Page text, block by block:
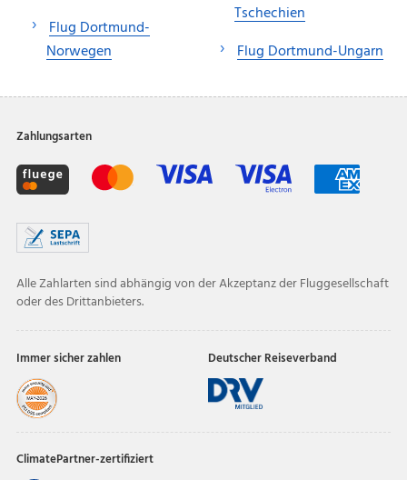
Flug Dortmund-
Norwegen
Tschechien
Flug Dortmund-Ungarn